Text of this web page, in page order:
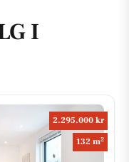
I
2.295.000 kr
132 m2